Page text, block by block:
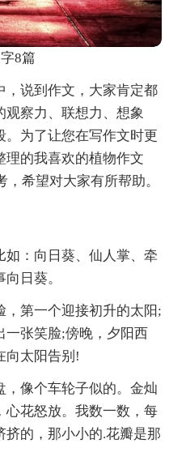
8篇
，说到作文，大家肯定都
察力、联想力、想象
。为了让您在写作文时更
理的我喜欢的植物作文
希望对大家有所帮助。
如：向日葵、仙人掌、牵
日葵。
，第一个迎接初升的太阳;
一张笑脸;傍晚，夕阳西
向太阳告别!
，像个车轮子似的。金灿
心花怒放。我数一数，每
的，那小小的.花瓣是那